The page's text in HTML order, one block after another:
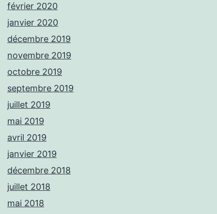
février 2020
janvier 2020
décembre 2019
novembre 2019
octobre 2019
septembre 2019
juillet 2019
mai 2019
avril 2019
janvier 2019
décembre 2018
juillet 2018
mai 2018